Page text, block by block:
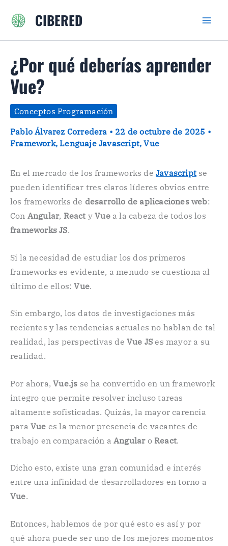
CIBERED
¿Por qué deberías aprender
Vue?
Conceptos Programación
Pablo Álvarez Corredera • 22 de octubre de 2025 •
Framework,Lenguaje Javascript,Vue
En el mercado de los frameworks de Javascript se
pueden identificar tres claros líderes obvios entre
los frameworks de desarrollo de aplicaciones web:
Con Angular, React yVuea la cabeza de todos los
frameworks JS.
Si la necesidad de estudiar los dos primeros
frameworks es evidente, a menudo se cuestiona al
último de ellos:Vue.
Sin embargo, los datos de investigaciones más
recientes y las tendencias actuales no hablan de tal
realidad, las perspectivas de Vue JS es mayor a su
realidad.
Por ahora,Vue.js se ha convertido en un framework
integro que permite resolver incluso tareas
altamente sofisticadas. Quizás, la mayor carencia
para Vue es la menor presencia de vacantes de
trabajo en comparación a Angularo React.
Dicho esto, existe una gran comunidad e interés
entre una infinidad de desarrolladores en torno a
Vue.
Entonces, hablemos de por qué esto es así y por
qué ahora puede ser uno de los mejores momentos